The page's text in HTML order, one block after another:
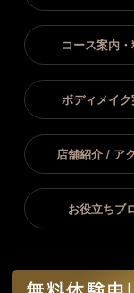
コース案内
ボディメイ
店舗紹介 / ア
お役立ちブ